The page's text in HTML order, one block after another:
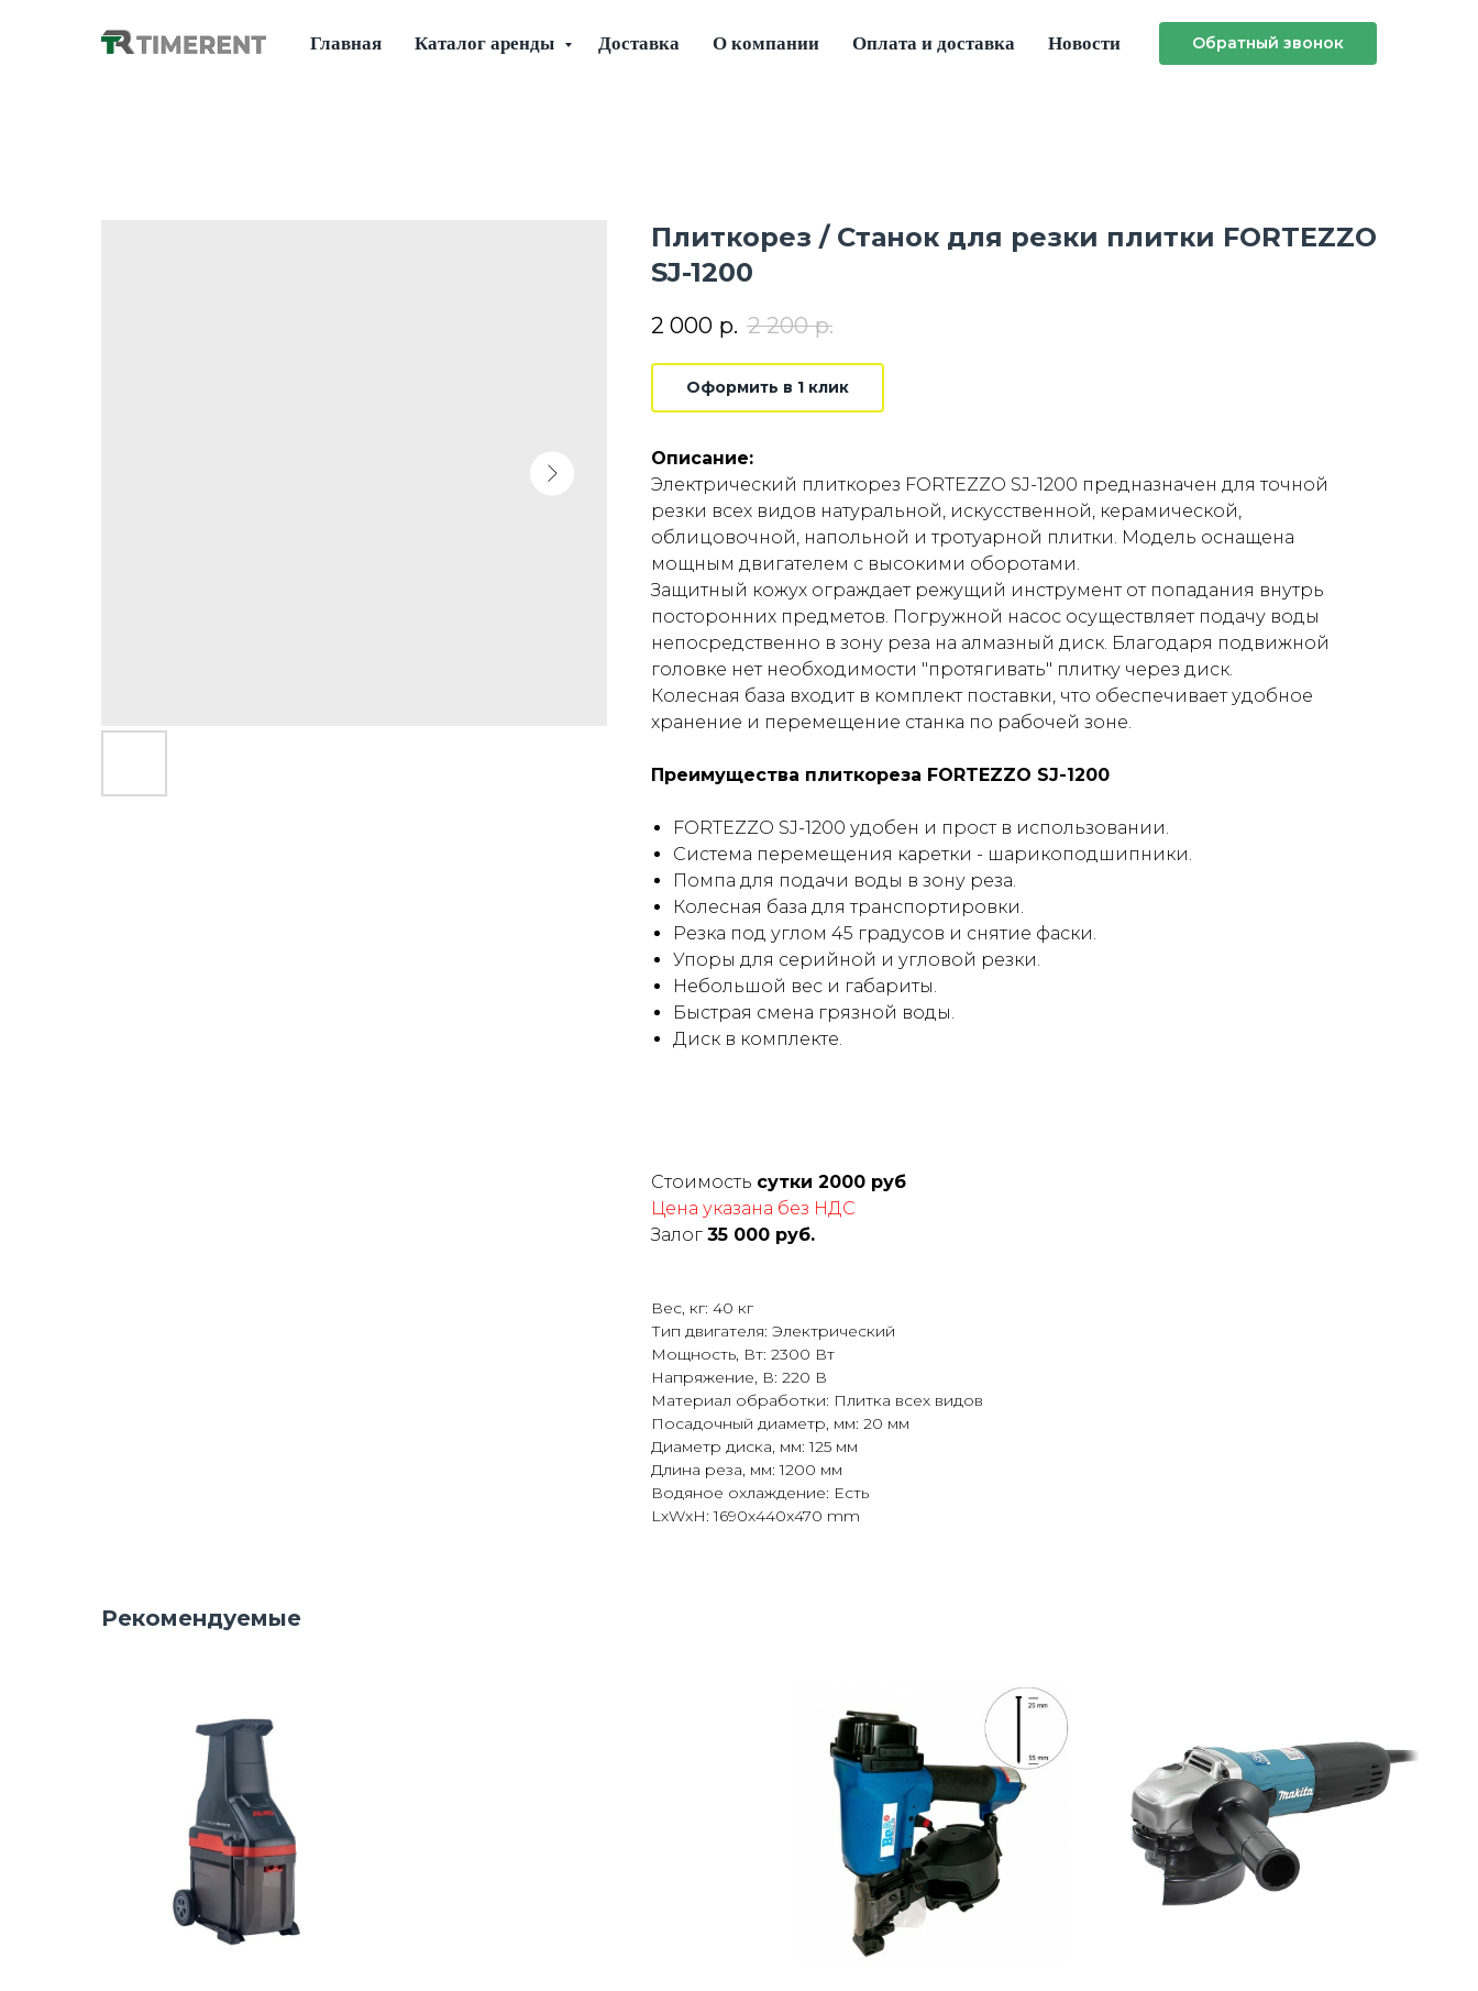
Главная Каталог аренды Доставка О компании Оплата и доставка Новости Обратный звонок
Плиткорез / Станок для резки плитки FORTEZZO
SJ-1200
2 000 р. 2 200 р.
Оформить в 1 клик
Описание:
Электрический плиткорез FORTEZZO SJ-1200 предназначен для точной
резки всех видов натуральной, искусственной, керамической,
облицовочной, напольной и тротуарной плитки. Модель оснащена
мощным двигателем с высокими оборотами.
Защитный кожух ограждает режущий инструмент от попадания внутрь
посторонних предметов. Погружной насос осуществляет подачу воды
непосредственно в зону реза на алмазный диск. Благодаря подвижной
головке нет необходимости "протягивать" плитку через диск.
Колесная база входит в комплект поставки, что обеспечивает удобное
хранение и перемещение станка по рабочей зоне.
Преимущества плиткореза FORTEZZO SJ-1200
FORTEZZO SJ-1200 удобен и прост в использовании.
Система перемещения каретки - шарикоподшипники.
Помпа для подачи воды в зону реза.
Колесная база для транспортировки.
Резка под углом 45 градусов и снятие фаски.
Упоры для серийной и угловой резки.
Небольшой вес и габариты.
Быстрая смена грязной воды.
Диск в комплекте.
Стоимость сутки 2000 руб
Цена указана без НДС
Залог 35 000 руб.
Вес, кг: 40 кг
Тип двигателя: Электрический
Мощность, Вт: 2300 Вт
Напряжение, В: 220 В
Материал обработки: Плитка всех видов
Посадочный диаметр, мм: 20 мм
Диаметр диска, мм: 125 мм
Длина реза, мм: 1200 мм
Водяное охлаждение: Есть
LxWxH: 1690x440x470 mm
Рекомендуемые